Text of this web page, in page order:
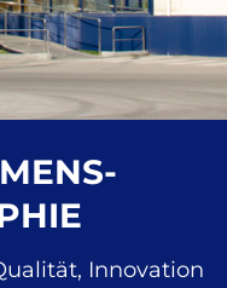
Innovation